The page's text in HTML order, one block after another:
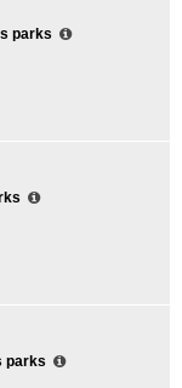
parks
parks